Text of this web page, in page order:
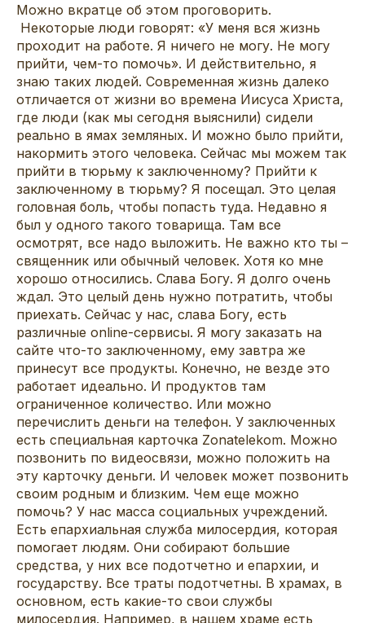
Можно вкратце об этом проговорить.
Некоторые люди говорят: «У меня вся жизнь
проходит на работе. Я ничего не могу. Не могу
прийти, чем-то помочь». И действительно, я
знаю таких людей. Современная жизнь далеко
отличается от жизни во времена Иисуса Христа,
где люди (как мы сегодня выяснили) сидели
реально в ямах земляных. И можно было прийти,
накормить этого человека. Сейчас мы можем так
прийти в тюрьму к заключенному? Прийти к
заключенному в тюрьму? Я посещал. Это целая
головная боль, чтобы попасть туда. Недавно я
был у одного такого товарища. Там все
осмотрят, все надо выложить. Не важно кто ты –
священник или обычный человек. Хотя ко мне
хорошо относились. Слава Богу. Я долго очень
ждал. Это целый день нужно потратить, чтобы
приехать. Сейчас у нас, слава Богу, есть
различные online-сервисы. Я могу заказать на
сайте что-то заключенному, ему завтра же
принесут все продукты. Конечно, не везде это
работает идеально. И продуктов там
ограниченное количество. Или можно
перечислить деньги на телефон. У заключенных
есть специальная карточка Zonatelekom. Можно
позвонить по видеосвязи, можно положить на
эту карточку деньги. И человек может позвонить
своим родным и близким. Чем еще можно
помочь? У нас масса социальных учреждений.
Есть епархиальная служба милосердия, которая
помогает людям. Они собирают большие
средства, у них все подотчетно и епархии, и
государству. Все траты подотчетны. В храмах, в
основном, есть какие-то свои службы
милосердия. Например, в нашем храме есть